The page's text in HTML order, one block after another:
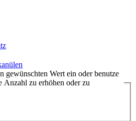
gewünschten Wert ein oder benutze
Anzahl zu erhöhen oder zu